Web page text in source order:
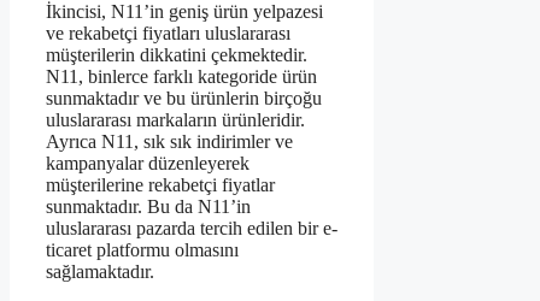
İkincisi, N11’in geniş ürün yelpazesi
ve rekabetçi fiyatları uluslararası
müşterilerin dikkatini çekmektedir.
N11, binlerce farklı kategoride ürün
sunmaktadır ve bu ürünlerin birçoğu
uluslararası markaların ürünleridir.
Ayrıca N11, sık sık indirimler ve
kampanyalar düzenleyerek
müşterilerine rekabetçi fiyatlar
sunmaktadır. Bu da N11’in
uluslararası pazarda tercih edilen bir e-
ticaret platformu olmasını
sağlamaktadır.